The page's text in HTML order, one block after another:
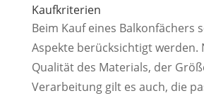
Kaufkriterien
Beim Kauf eines Balkonfächers
Aspekte berücksichtigt werden.
Qualität des Materials, der
Verarbeitung gilt es auch, die